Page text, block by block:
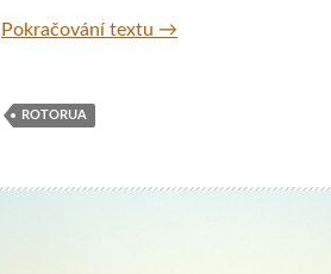
Pokračování textu Rotorua, Nový Zéland
→
ROTORUA